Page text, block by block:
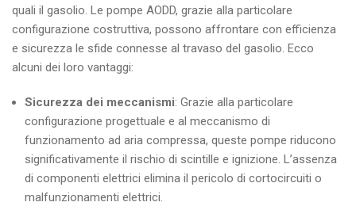
quali il gasolio. Le pompe AODD, grazie alla particolare
configurazione costruttiva, possono affrontare con efficienza
e sicurezza le sfide connesse al travaso del gasolio. Ecco
alcuni dei loro vantaggi:
Sicurezza dei meccanismi: Grazie alla particolare
configurazione progettuale e al meccanismo di
funzionamento ad aria compressa, queste pompe riducono
significativamente il rischio di scintille e ignizione. L’assenza
di componenti elettrici elimina il pericolo di cortocircuiti o
malfunzionamenti elettrici.